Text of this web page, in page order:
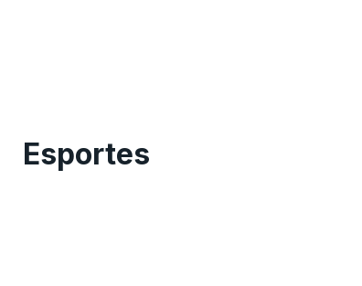
Esportes